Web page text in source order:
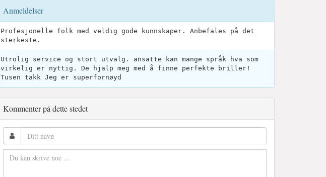
Anmeldelser
Profesjonelle folk med veldig gode kunnskaper. Anbefales på det
sterkeste.
Utrolig service og stort utvalg. ansatte kan mange språk hva som
virkelig er nyttig. De hjalp meg med å finne perfekte briller!
Tusen takk Jeg er superfornøyd
Kommenter på dette stedet